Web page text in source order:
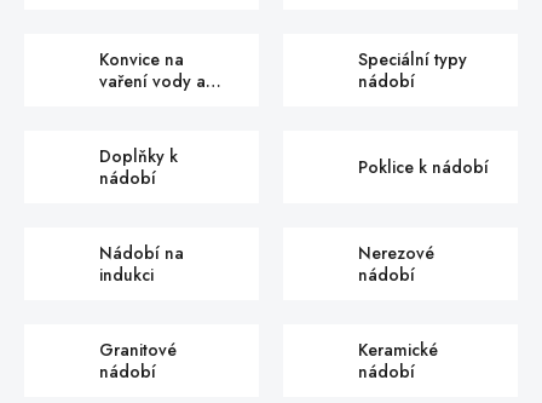
Konvice na
vaření vody a
Speciální typy
nádobí
Doplňky k
nádobí
Poklice k nádobí
Nádobí na
indukci
Nerezové
nádobí
Granitové
nádobí
Keramické
nádobí